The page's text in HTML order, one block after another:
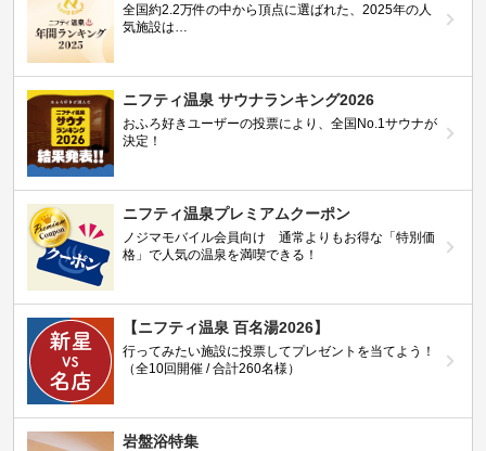
全国約2.2万件の中から頂点に選ばれた、2025年の人
気施設は…
ニフティ温泉 サウナランキング2026
おふろ好きユーザーの投票により、全国No.1サウナが
決定！
ニフティ温泉プレミアムクーポン
ノジマモバイル会員向け 通常よりもお得な「特別価
格」で人気の温泉を満喫できる！
【ニフティ温泉 百名湯2026】
行ってみたい施設に投票してプレゼントを当てよう！
（全10回開催 / 合計260名様）
岩盤浴特集